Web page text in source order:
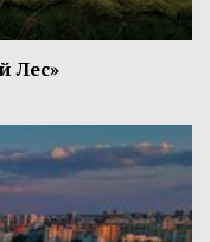
Лес»